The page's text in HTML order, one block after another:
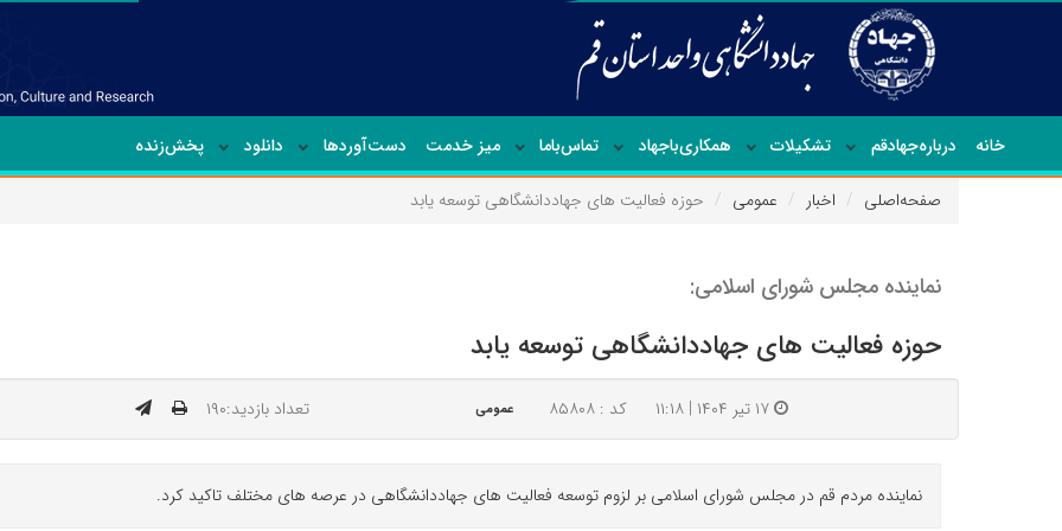
خانه درباره‌جهاد‌قم تشکیلات همکاری‌باجهاد تماس‌با‌ما میز خدمت دست‌آوردها دانلود پخش‌زنده
صفحه‌اصلی اخبار عمومی حوزه فعالیت های جهاددانشگاهی توسعه یابد
نماینده مجلس شورای اسلامی:
حوزه فعالیت های جهاددانشگاهی توسعه یابد
۱۷ تیر ۱۴۰۴ | ۱۱:۱۸ کد : ۸۵۸۰۸ عمومی تعداد بازدید:۱۹۰
نماینده مردم قم در مجلس شورای اسلامی بر لزوم توسعه فعالیت های جهاددانشگاهی در عرصه های مختلف تاکید کرد.